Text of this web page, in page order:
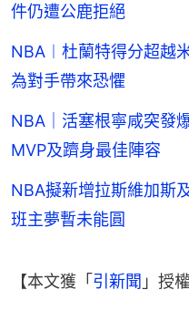
件仍遭公鹿拒絕
NBA︱杜蘭特得分超
為對手帶來恐懼
NBA｜活塞根寧咸突
MVP及躋身最佳陣容
NBA擬新增拉斯維加斯
班主夢暫未能圓
【本文獲「引新聞 」授